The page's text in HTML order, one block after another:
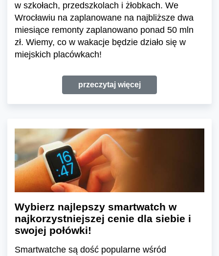
w szkołach, przedszkolach i żłobkach. We
Wrocławiu na zaplanowane na najbliższe dwa
miesiące remonty zaplanowano ponad 50 mln
zł. Wiemy, co w wakacje będzie działo się w
miejskich placówkach!
przeczytaj więcej
Wybierz najlepszy smartwatch w
najkorzystniejszej cenie dla siebie i
swojej połówki!
Smartwatche są dość popularne wśród